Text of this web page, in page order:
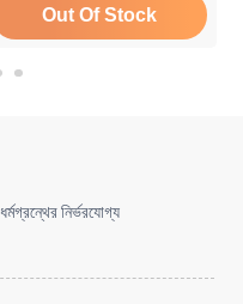
Out Of Stock
নির্ভরযোগ্য